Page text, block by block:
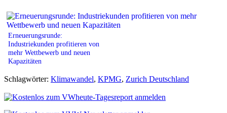
Erneuerungsrunde:
Industriekunden profitieren von
mehr Wettbewerb und neuen
Kapazitäten
Schlagwörter: Klimawandel, KPMG, Zurich Deutschland